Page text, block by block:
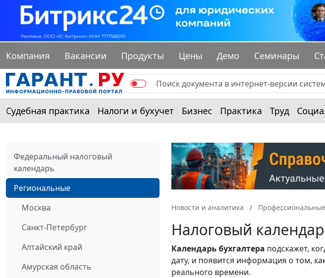
Компания Вакансии Продукты Цены Демо Семинары
Судебная практика Налоги и бухучет Бизнес Практика Труд
Федеральный налоговый
календарь
Региональные
Москва
Санкт-Петербург
Алтайский край
Амурская область
Новости и аналитика
Налоговый
Календарьбухгалтера подскажет,
дату, и появится информация о том,
реального времени.